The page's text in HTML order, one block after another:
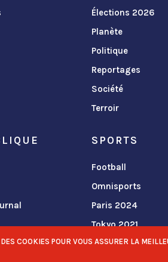
Élections 2026
Planète
Politique
Reportages
Société
Terroir
SPORTS
Football
Omnisports
Paris 2024
Tokyo 2021
COOKIES POUR VOUS ASSURER LA